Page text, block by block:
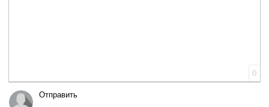
0
Отправить